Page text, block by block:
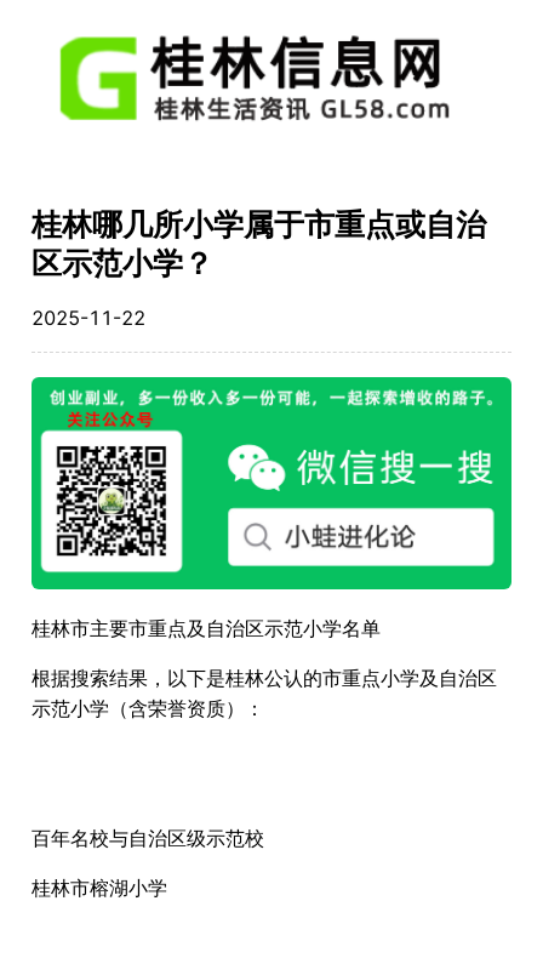
桂林哪几所小学属于市重点或自治
区示范小学？
2025-11-22
桂林市主要市重点及自治区示范小学名单
根据搜索结果，以下是桂林公认的市重点小学及自治区
示范小学（含荣誉资质）：
百年名校与自治区级示范校
桂林市榕湖小学